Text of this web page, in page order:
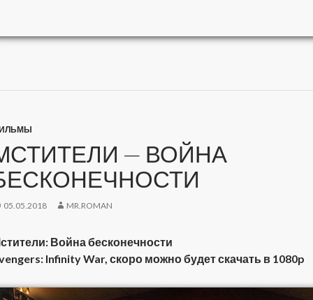
— ВОЙНА
05.05.2018 MR.ROMAN
Война бесконечности
Infinity War, скоро можно будет скачать в 1080p